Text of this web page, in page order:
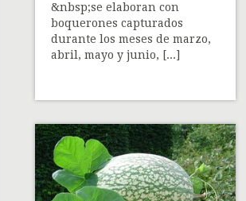
&nbsp;se elaboran con
boquerones capturados
durante los meses de marzo,
abril, mayo y junio, [...]